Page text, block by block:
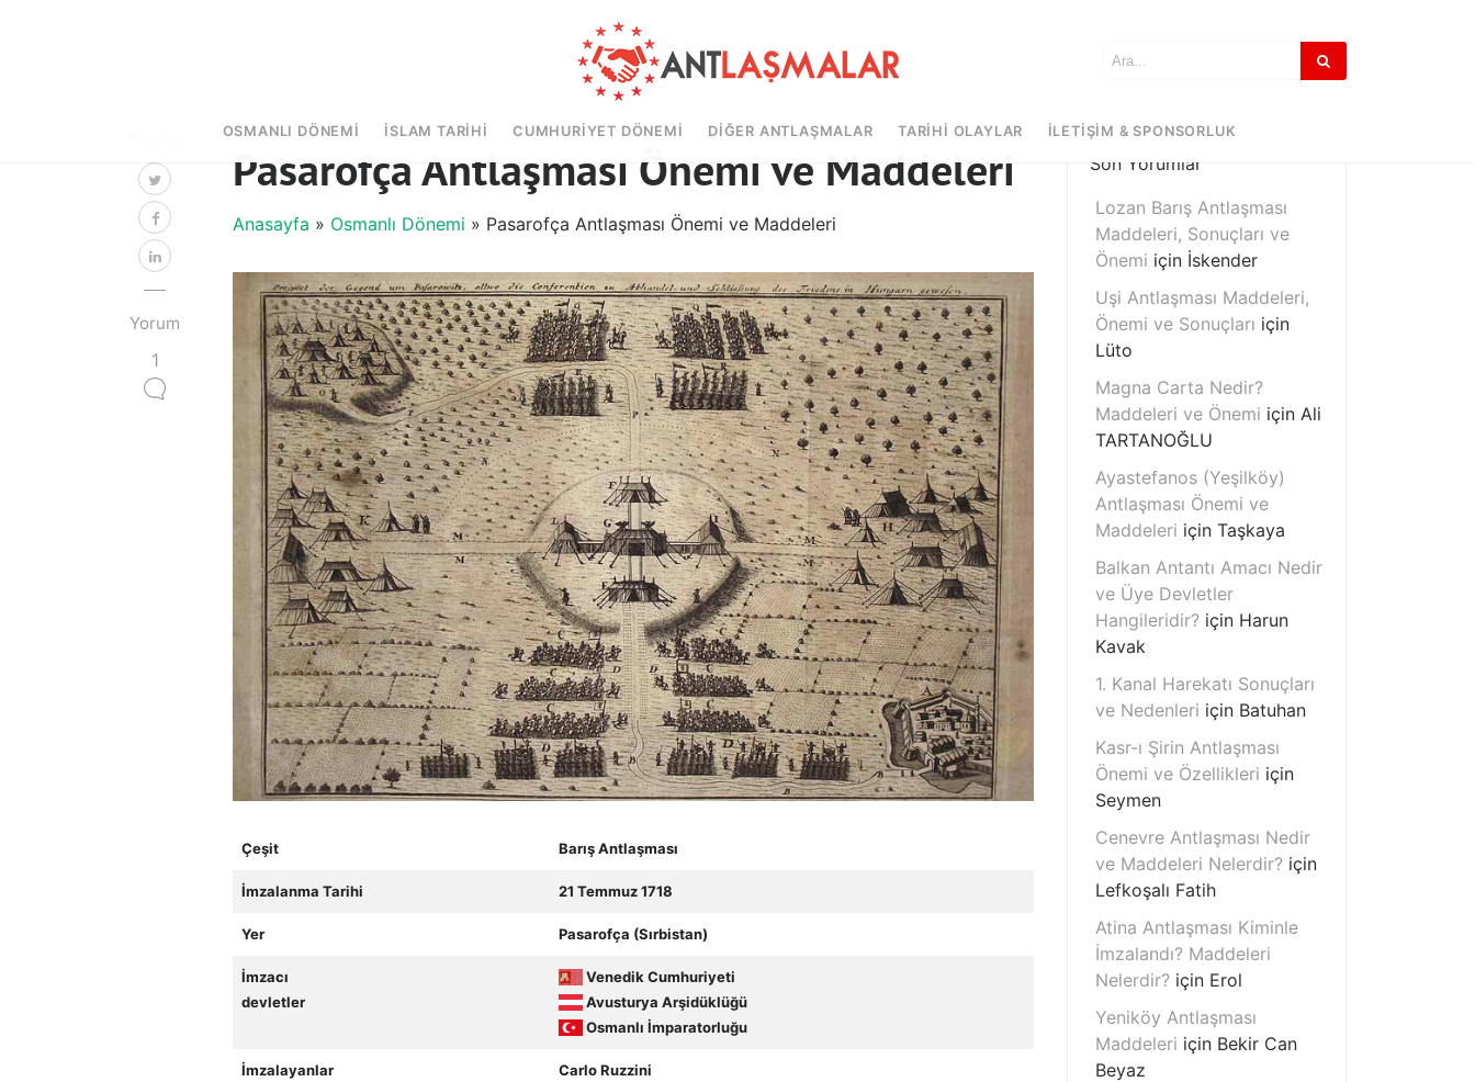
OSMANLI DÖNEMI İSLAM TARIHI CUMHURIYET DÖNEMI DIĞER ANTLAŞMALAR TARIHI OLAYLAR İLETIŞIM & SPONSORLUK
Yorum
1
Pasarofça Antlaşması Önemi ve Maddeleri
Anasayfa » Osmanlı Dönemi » Pasarofça Antlaşması Önemi ve Maddeleri
Çeşit Barış Antlaşması
İmzalanma Tarihi 21 Temmuz 1718
Yer Pasarofça (Sırbistan)
İmzacı
devletler
Venedik Cumhuriyeti
Avusturya Arşidüklüğü
Osmanlı İmparatorluğu
İmzalayanlar
Carlo Ruzzini
Son Yorumlar
Lozan Barış Antlaşması
Maddeleri, Sonuçları ve
Önemi için İskender
Uşi Antlaşması Maddeleri,
Önemi ve Sonuçları için
Lüto
Magna Carta Nedir?
Maddeleri ve Önemi için Ali
TARTANOĞLU
Ayastefanos (Yeşilköy)
Antlaşması Önemi ve
Maddeleri için Taşkaya
Balkan Antantı Amacı Nedir
ve Üye Devletler
Hangileridir? için Harun
Kavak
1. Kanal Harekatı Sonuçları
ve Nedenleri için Batuhan
Kasr-ı Şirin Antlaşması
Önemi ve Özellikleri için
Seymen
Cenevre Antlaşması Nedir
ve Maddeleri Nelerdir? için
Lefkoşalı Fatih
Atina Antlaşması Kiminle
İmzalandı? Maddeleri
Nelerdir? için Erol
Yeniköy Antlaşması
Maddeleri için Bekir Can
Beyaz